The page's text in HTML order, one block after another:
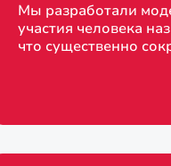
Мы разработали
участия человека
что существенно